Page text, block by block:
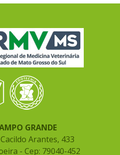
GRANDE
Arantes, 433
- Cep: 79040-452